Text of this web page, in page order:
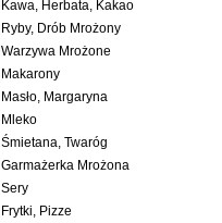
Kawa, Herbata, Kakao
Ryby, Drób Mrożony
Warzywa Mrożone
Makarony
Masło, Margaryna
Mleko
Śmietana, Twaróg
Garmażerka Mrożona
Sery
Frytki, Pizze